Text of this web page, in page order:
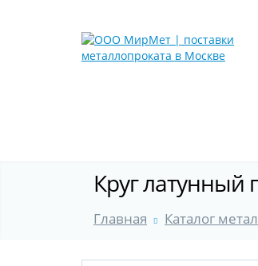
Круг
Главная Каталог